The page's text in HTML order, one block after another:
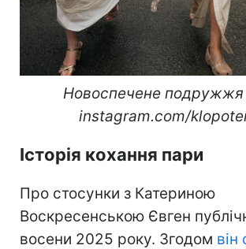
Новоспечене подружжя
instagram.com/
Історія кохання пари
Про стосунки з Катериною
Воскресенською Євген
восени 2025 року. Згодом він